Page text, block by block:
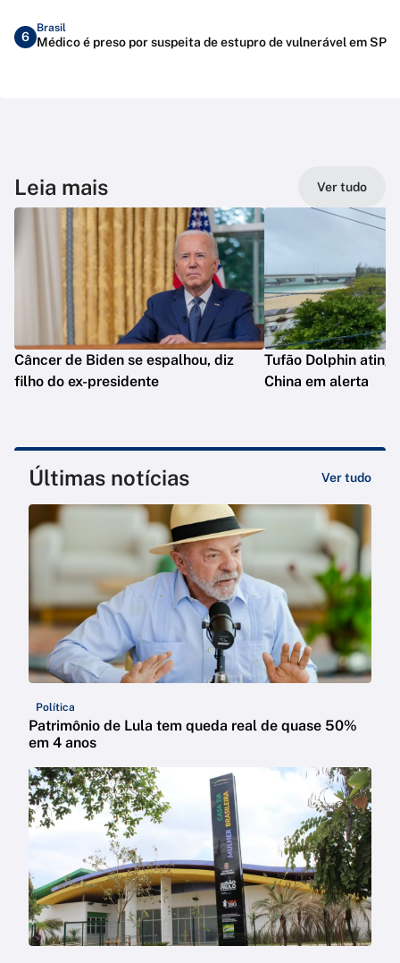
6
Brasil
Médico é preso por suspeita de estupro de vulnerável em SP
Leia mais Ver tudo
Câncer de Biden se espalhou, diz
filho do ex-presidente
Tufão Dolphin
China em alerta
Últimas notícias Ver tudo
Política
Patrimônio de Lula tem queda real de quase 50%
em 4 anos